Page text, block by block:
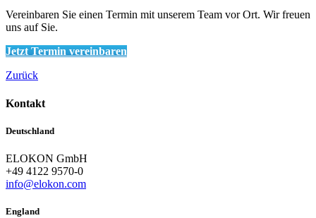
Vereinbaren Sie einen Termin mit unserem Team vor Ort. Wir freuen
uns auf Sie.
Jetzt Termin vereinbaren
Zurück
Kontakt
Deutschland
ELOKON GmbH
+49 4122 9570-0
info@elokon.com
England